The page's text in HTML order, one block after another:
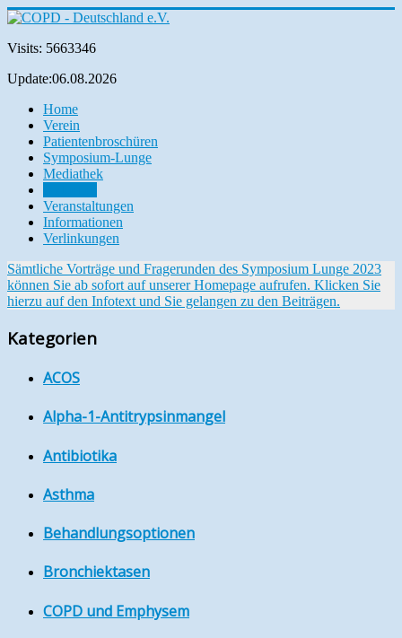
Visits: 5663346
Update:06.08.2026
Home
Verein
Patientenbroschüren
Symposium-Lunge
Mediathek
Veranstaltungen
Informationen
Verlinkungen
Sämtliche Vorträge und Fragerunden des Symposium Lunge 2023
können Sie ab sofort auf unserer Homepage aufrufen. Klicken Sie
hierzu auf den Infotext und Sie gelangen zu den Beiträgen.
Kategorien
ACOS
Alpha-1-Antitrypsinmangel
Antibiotika
Asthma
Behandlungsoptionen
Bronchiektasen
COPD und Emphysem